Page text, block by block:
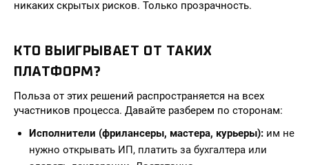
никаких скрытых рисков. Только прозрачность.
КТО ВЫИГРЫВАЕТ ОТ ТАКИХ
ПЛАТФОРМ?
Польза от этих решений распространяется на всех
участников процесса. Давайте разберем по сторонам:
Исполнители (фрилансеры, мастера, курьеры): им не
нужно открывать ИП, платить за бухгалтера или